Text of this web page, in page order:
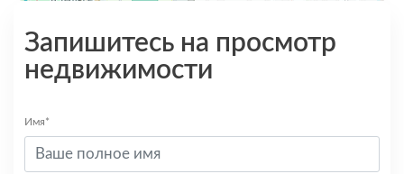
Запишитесь на просмотр
недвижимости
Имя*